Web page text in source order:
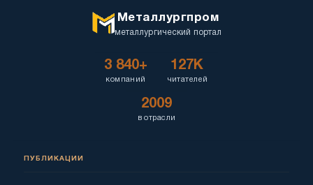
Металлургпром
металлургический портал
3 840+
компаний
127K
читателей
2009
в отрасли
ПУБЛИКАЦИИ